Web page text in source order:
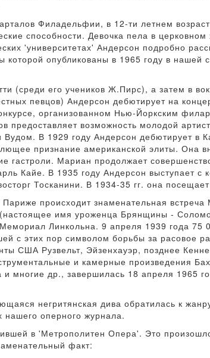
Филадельфии, в 12-ти летнем
способности. Девочка пела в церковном
'университетах' Андерсон подробно
опубликованы в 1965 году в нашей
(среди его учеников Ж.Пирс), а затем в
певцов) Андерсон дебютирует на
организованном Нью-Йоркским
предоставляет возможность молодой
В 1929 году Андерсон дебютирует в
признание американской элиты. Она
гастроли. Мариан продолжает
Кайе. В 1935 году Андерсон выступает с
Тосканини. В 1934-35 гг. она
происходит знаменательная
имя уроженца Брянщины -
Линкольна. 9 апреля 1939 года 75
с этих пор символом борьбы за расовое
США Рузвельт, Эйзенхауэр, позднее
и камерные произведения
др., завершилась 18 апреля 1965
негритянская дива обратилась к
оперного журнала.
в 'Метрополитен Опера'. Это
факт: